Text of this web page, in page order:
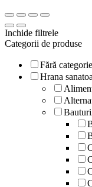
Inchide filtrele
Categorii de produse
Fără categorie
Hrana
Bauturi